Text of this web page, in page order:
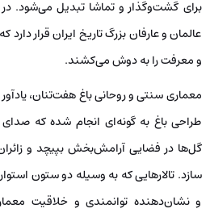
برای گشت‌وگذار و تماشا تبدیل می‌شود.
عالمان و عارفان بزرگ تاریخ ایران قرار
و معرفت را به دوش می‌کشند.
معماری سنتی و روحانی باغ هفت‌تنان،
طراحی باغ به گونه‌ای انجام شده که
گل‌ها در فضایی آرامش‌بخش بپیچد و
سازد. تالارهایی که به وسیله دو ستون
و نشان‌دهنده توانمندی و خلاقیت